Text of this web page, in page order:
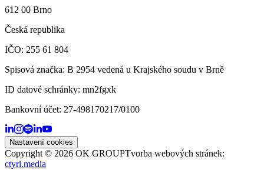
612 00 Brno
Česká republika
IČO: 255 61 804
Spisová značka: B 2954 vedená u Krajského soudu v Brně
ID datové schránky: mn2fgxk
Bankovní účet: 27-498170217/0100
Nastavení cookies
Copyright © 2026 OK GROUPTvorba webových stránek:
ctyri.media